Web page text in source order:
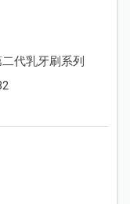
二代乳牙刷系列